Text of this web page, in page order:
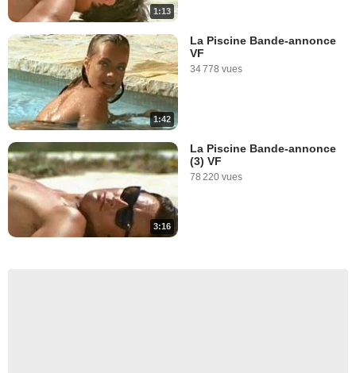
1:13
1:42
La Piscine Bande-annonce
VF
34 778 vues
3:16
La Piscine Bande-annonce
(3) VF
78 220 vues